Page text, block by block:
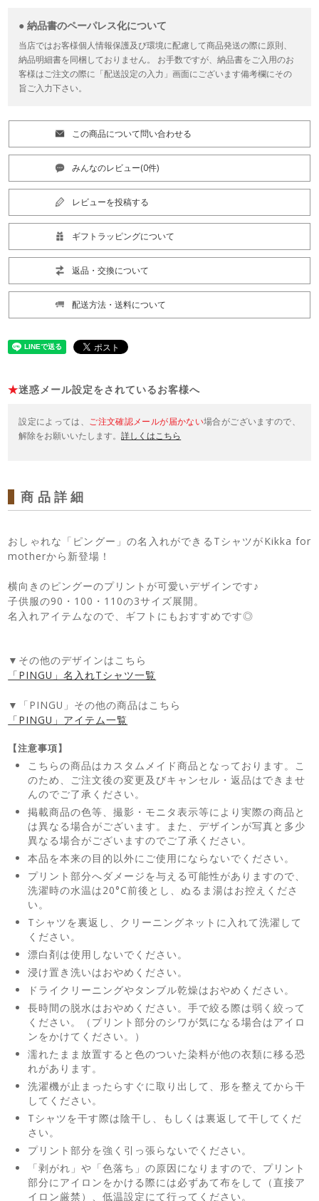
● 納品書のペーパレス化について
当店ではお客様個人情報保護及び環境に配慮して商品発送の際に原則、
納品明細書を同梱しておりません。 お手数ですが、納品書をご入用のお
客様はご注文の際に「配送設定の入力」画面にございます備考欄にその
旨ご入力下さい。
この商品について問い合わせる
みんなのレビュー(0件)
レビューを投稿する
ギフトラッピングについて
返品・交換について
配送方法・送料について
★迷惑メール設定をされているお客様へ
設定によっては、 ご注文確認メールが届かない場合がございますので、
解除をお願いいたします。詳しくはこちら
商品詳細
おしゃれな「ピングー」の名入れができるTシャツがKikka for
motherから新登場！
横向きのピングーのプリントが可愛いデザインです♪
子供服の90・100・110の3サイズ展開。
名入れアイテムなので、ギフトにもおすすめです◎
▼その他のデザインはこちら
「PINGU」名入れTシャツ一覧
▼「PINGU」その他の商品はこちら
「PINGU」アイテム一覧
【注意事項】
こちらの商品はカスタムメイド商品となっております。こ
のため、ご注文後の変更及びキャンセル・返品はできませ
んのでご了承ください。
掲載商品の色等、撮影・モニタ表示等により実際の商品と
は異なる場合がございます。また、デザインが写真と多少
異なる場合がございますのでご了承ください。
本品を本来の目的以外にご使用にならないでください。
プリント部分へダメージを与える可能性がありますので、
洗濯時の水温は20°C前後とし、ぬるま湯はお控えくださ
い。
Tシャツを裏返し、クリーニングネットに入れて洗濯して
ください。
漂白剤は使用しないでください。
浸け置き洗いはおやめください。
ドライクリーニングやタンブル乾燥はおやめください。
長時間の脱水はおやめください。手で絞る際は弱く絞って
ください。（プリント部分のシワが気になる場合はアイロ
ンをかけてください。）
濡れたまま放置すると色のついた染料が他の衣類に移る恐
れがあります。
洗濯機が止まったらすぐに取り出して、形を整えてから干
してください。
Tシャツを干す際は陰干し、もしくは裏返して干してくだ
さい。
プリント部分を強く引っ張らないでください。
「剥がれ」や「色落ち」の原因になりますので、プリント
部分にアイロンをかける際には必ずあて布をして（直接ア
イロン厳禁）、低温設定にて行ってください。